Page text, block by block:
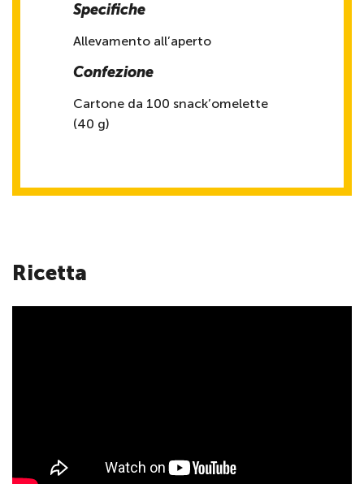
Specifiche
Allevamento all’aperto
Confezione
Cartone da 100 snack’omelette
(40 g)
Ricetta